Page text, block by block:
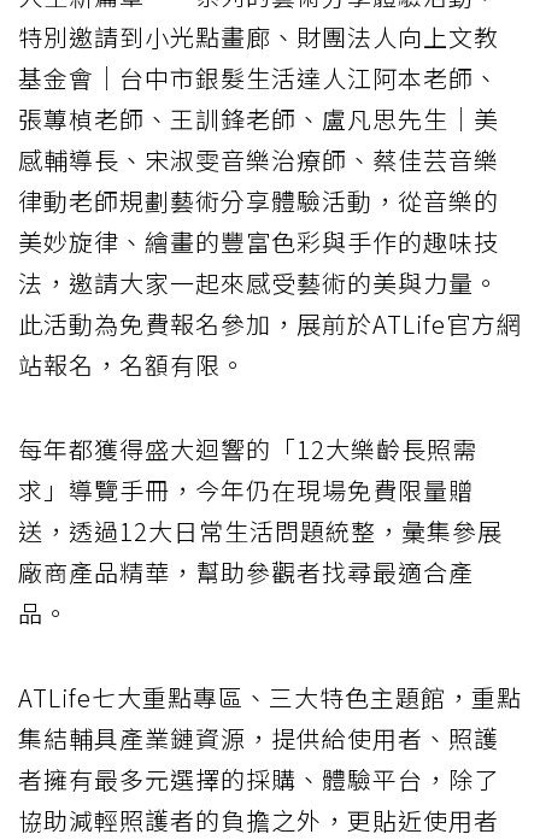
特別邀請到小光點畫廊、財團法人向上文教
基金會｜台中市銀髮生活達人江阿本老師、
張蓴楨老師、王訓鋒老師、盧凡思先生｜美
感輔導長、宋淑雯音樂治療師、蔡佳芸音樂
律動老師規劃藝術分享體驗活動，從音樂的
美妙旋律、繪畫的豐富色彩與手作的趣味技
法，邀請大家一起來感受藝術的美與力量。
此活動為免費報名參加，展前於ATLife官方網
站報名，名額有限。
每年都獲得盛大迴響的「12大樂齡長照需
求」導覽手冊，今年仍在現場免費限量贈
送，透過12大日常生活問題統整，彙集參展
廠商產品精華，幫助參觀者找尋最適合產
品。
ATLife七大重點專區、三大特色主題館，重點
集結輔具產業鏈資源，提供給使用者、照護
者擁有最多元選擇的採購、體驗平台，除了
協助減輕照護者的負擔之外，更貼近使用者